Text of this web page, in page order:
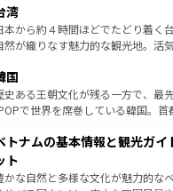
々、おいしいローカルフードやハ
、伝統的なフラダンスなど、すべ
ている。訪れるたびに新しい発見
コンテンツ一覧
アリーフや大陸中央部にそびえる
）、タスマニアの美しい原生林や
、見どころがたくさん。また、カ
る。アクティビティも充実してお
ング、ハイキングなど、アウトド
。オーストラリアの多彩な魅力を
照してほしい。
湾
本から約４時間ほどでたどり着く
然が織りなす魅力的な観光地。活
）、静ひつな山岳地帯である台湾
山間の静けさが共存しており、訪
きをもたらしてくれる。また、奥
にもいいと評判のスイーツなど、
してほしい。
国
史ある王朝文化が残る一方で、最
で世界を席巻している韓国。首
、地方に足を延ばせば四季折々の
きる。そして、キムチや焼肉、絶
で、さまざまな韓国料理が待って
トナムの基本情報と観光ガイ
ト
かな自然と多様な文化が魅力的な